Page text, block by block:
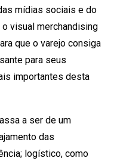
mídias sociais e do
visual merchandising
que o varejo consiga
para seus
importantes desta
a ser de um
das
logístico, como